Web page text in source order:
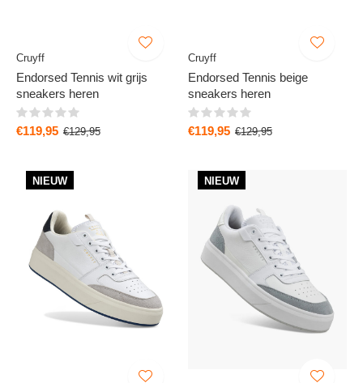
Cruyff
Endorsed Tennis wit grijs
sneakers heren
€119,95 €129,95
Cruyff
Endorsed Tennis beige
sneakers heren
€119,95 €129,95
NIEUW NIEUW